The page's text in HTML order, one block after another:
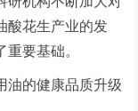
酸花生产业的发
要基础。
油的健康品质升级